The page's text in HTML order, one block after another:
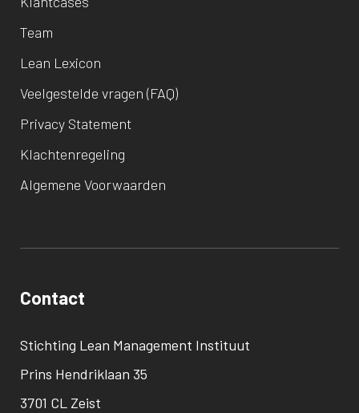
Team
Lean Lexicon
Veelgestelde vragen (FAQ)
Privacy Statement
Klachtenregeling
Algemene Voorwaarden
Contact
Stichting Lean Management Instituut
Prins Hendriklaan 35
3701 CL Zeist